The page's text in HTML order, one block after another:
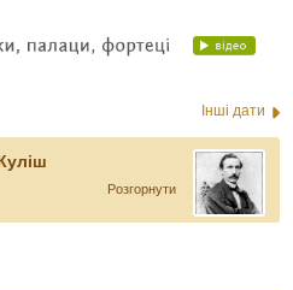
Інші дати
Розгорнути